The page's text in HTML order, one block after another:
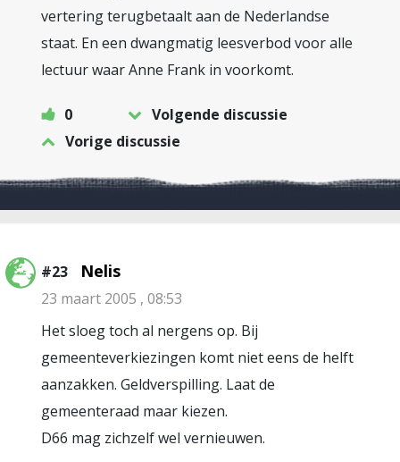
vertering terugbetaalt aan de Nederlandse
staat. En een dwangmatig leesverbod voor alle
lectuur waar Anne Frank in voorkomt.
0
Volgende discussie
Vorige discussie
#23 Nelis
23 maart 2005 , 08:53
Het sloeg toch al nergens op. Bij
gemeenteverkiezingen komt niet eens de helft
aanzakken. Geldverspilling. Laat de
gemeenteraad maar kiezen.
D66 mag zichzelf wel vernieuwen.